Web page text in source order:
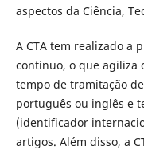
aspectos da Ciência,
A CTA tem realizado a
contínuo, o que agiliza
tempo de tramitação
português ou inglês e
(identificador
artigos. Além disso, a